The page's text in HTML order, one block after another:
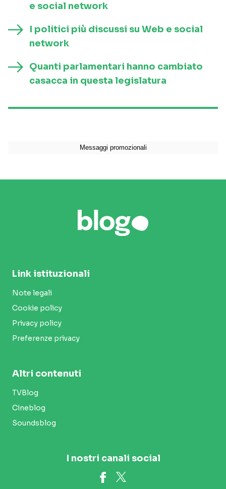
e social network
I politici più discussi su Web e social
network
Quanti parlamentari hanno cambiato
casacca in questa legislatura
Link istituzionali
Note legali
Cookie policy
Privacy policy
Preferenze privacy
Altri contenuti
TVBlog
Cineblog
Soundsblog
I nostri canali social